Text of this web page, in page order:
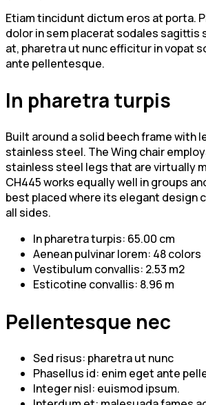
Etiam tincidunt dictum eros at porta.
dolor in sem placerat sodales sagittis
at, pharetra ut nunc efficitur in vopat
ante pellentesque.
In pharetra turpis
Built around a solid beech frame with
stainless steel. The Wing chair
stainless steel legs that are virtually
CH445 works equally well in groups
best placed where its elegant design
all sides.
In pharetra turpis: 65.00 cm
Aenean pulvinar lorem: 48 colors
Vestibulum convallis: 2.53 m2
Esticotine convallis: 8.96 m
Pellentesque nec
Sed risus: pharetra ut nunc
Phasellus id: enim eget ante
Integer nisl: euismod ipsum.